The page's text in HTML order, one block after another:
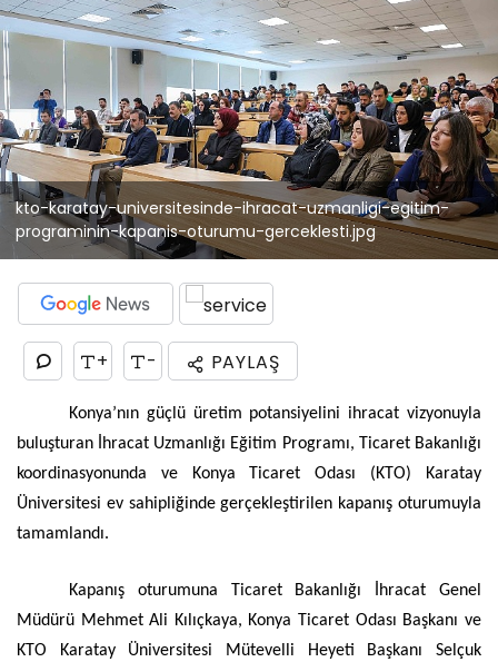
kto-karatay-universitesinde-ihracat-uzmanligi-egitim-
programinin-kapanis-oturumu-gerceklesti.jpg
+ - PAYLAŞ
Konya’nın güçlü üretim potansiyelini ihracat vizyonuyla
buluşturan İhracat Uzmanlığı Eğitim Programı, Ticaret Bakanlığı
koordinasyonunda ve Konya Ticaret Odası (KTO) Karatay
Üniversitesi ev sahipliğinde gerçekleştirilen kapanış oturumuyla
tamamlandı.
Kapanış oturumuna Ticaret Bakanlığı İhracat Genel
Müdürü Mehmet Ali Kılıçkaya, Konya Ticaret Odası Başkanı ve
KTO Karatay Üniversitesi Mütevelli Heyeti Başkanı Selçuk